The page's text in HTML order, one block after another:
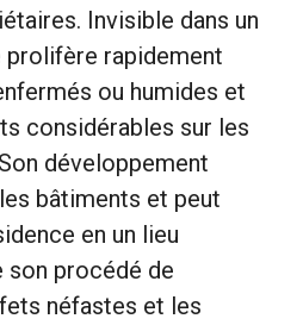
Invisible dans un
rapidement
ou humides et
considérables sur les
développement
bâtiments et peut
en un lieu
son procédé de
néfastes et les